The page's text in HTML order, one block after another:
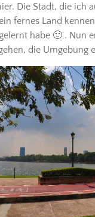
Die Stadt, die ich
fernes Land
habe 🙂 . Nun
die Umgebung